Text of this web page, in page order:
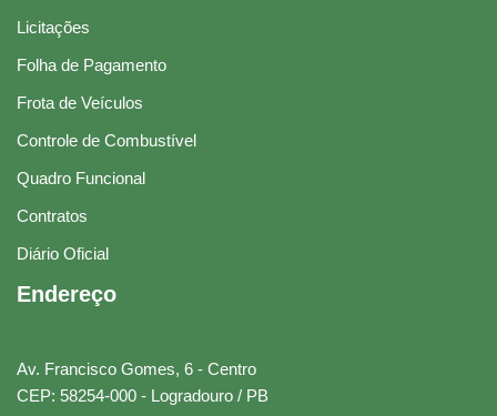
Licitações
Folha de Pagamento
Frota de Veículos
Controle de Combustível
Quadro Funcional
Contratos
Diário Oficial
Endereço
Av. Francisco Gomes, 6 - Centro
CEP: 58254-000 - Logradouro / PB